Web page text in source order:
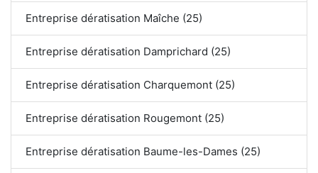
Entreprise dératisation Maîche (25)
Entreprise dératisation Damprichard (25)
Entreprise dératisation Charquemont (25)
Entreprise dératisation Rougemont (25)
Entreprise dératisation Baume-les-Dames (25)